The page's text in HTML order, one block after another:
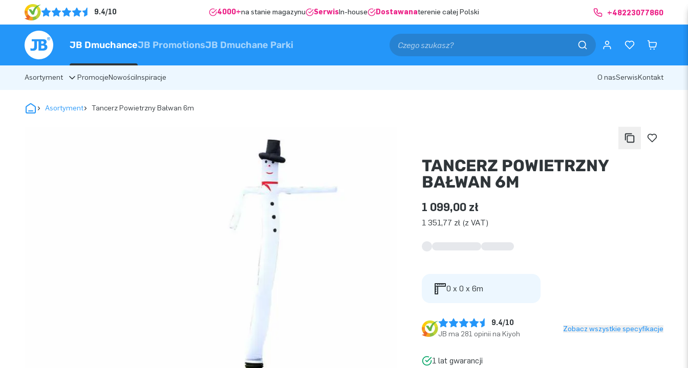
9.4/10 4000+na stanie magazynu SerwisIn-house Dostawanaterenie całej Polski +48223077860
JB DmuchanceJB PromotionsJB Dmuchane Parki
Asortyment PromocjeNowościInspiracje O nasSerwisKontakt
Asortyment Tancerz Powietrzny Bałwan 6m
TANCERZ POWIETRZNY
BAŁWAN 6M
1 099,00 zł
1 351,77 zł (z VAT)
0 x 0 x 6m
9.4/10
JB ma 281 opinii na Kiyoh
Zobacz wszystkie specyfikacje
1 lat gwarancji